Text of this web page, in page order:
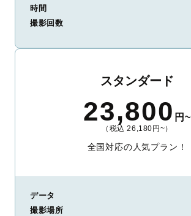
時間
撮影回数
スタンダード
23,800 円~
（税込 26,180円~）
全国対応の人気プラン！
データ
撮影場所